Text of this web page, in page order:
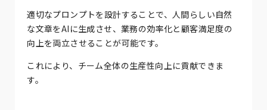
適切なプロンプトを設計することで、人間らしい自然
な文章をAIに生成させ、業務の効率化と顧客満足度の
向上を両立させることが可能です。
これにより、チーム全体の生産性向上に貢献できま
す。